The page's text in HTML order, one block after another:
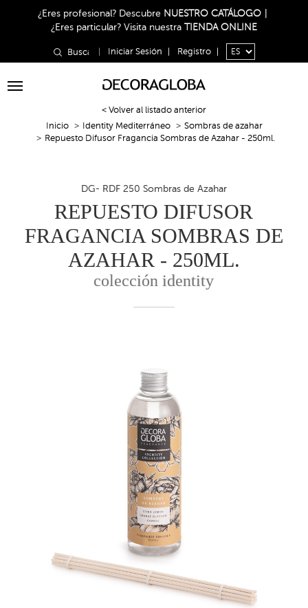
¿Eres profesional? Descubre NUESTRO CATÁLOGO
¿Eres particular? Visita nuestra TIENDA ONLINE
Iniciar Sesión Registro
Toggle
< Volver al listado anterior
Inicio
Identity Mediterráneo
Sombras de azahar
Repuesto Difusor Fragancia Sombras de Azahar - 250ml.
DG- RDF 250 Sombras de Azahar
REPUESTO DIFUSOR
FRAGANCIA SOMBRAS DE
AZAHAR - 250ML.
colección identity